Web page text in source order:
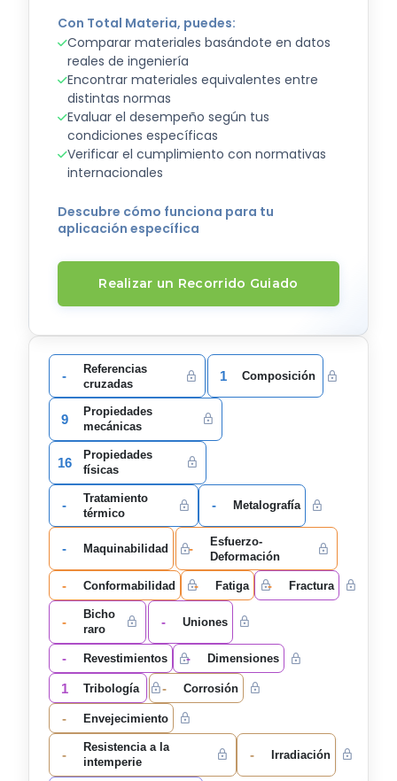
Con Total Materia, puedes:
Comparar materiales basándote en datos
reales de ingeniería
Encontrar materiales equivalentes entre
distintas normas
Evaluar el desempeño según tus
condiciones específicas
Verificar el cumplimiento con normativas
internacionales
Descubre cómo funciona para tu
aplicación específica
Realizar un Recorrido Guiado
-
Referencias
cruzadas
1 Composición
9
Propiedades
mecánicas
16
Propiedades
físicas
-
Tratamiento
térmico
- Metalografía
- Maquinabilidad -
Esfuerzo-
Deformación
- Conformabilidad - Fatiga - Fractura
-
Bicho
raro
- Uniones
- Revestimientos - Dimensiones
1 Tribología - Corrosión
- Envejecimiento
-
Resistencia a la
intemperie
- Irradiación